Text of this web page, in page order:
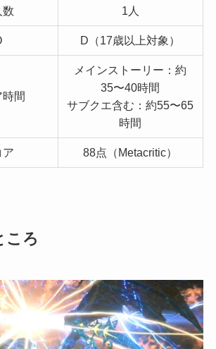
数 1人
D（17歳以上対象）
間
メインストーリー：約
35〜40時間
サブクエ含む：約55〜65
時間
ア 88点（Metacritic）
ころ